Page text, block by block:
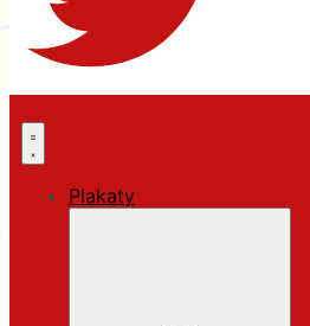
Plakaty